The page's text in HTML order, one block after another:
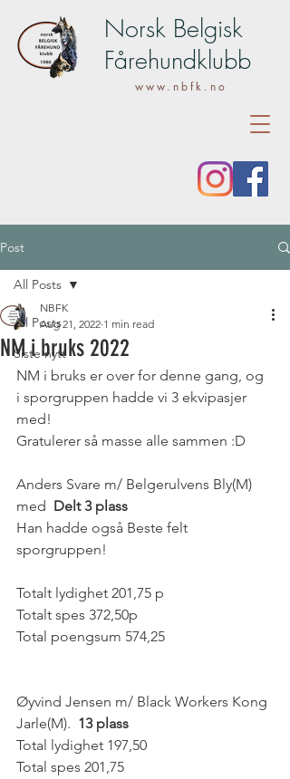
Norsk Belgisk
Fårehundklubb
www.nbfk.no
Post
All Posts
Siste nytt
All Posts
NM i bruks 2022
NBFK
Aug 21, 2022 1 min read
NM i bruks er over for denne gang, og
i sporgruppen hadde vi 3 ekvipasjer
med!
Gratulerer så masse alle sammen :D
Anders Svare m/ Belgerulvens Bly(M)
med Delt 3 plass
Han hadde også Beste felt
sporgruppen!
Totalt lydighet 201,75 p
Totalt spes 372,50p
Total poengsum 574,25
Øyvind Jensen m/ Black Workers Kong
Jarle(M). 13 plass
Total lydighet 197,50
Total spes 201,75